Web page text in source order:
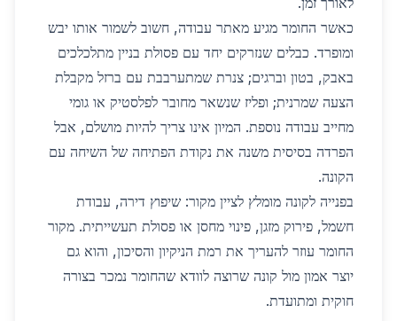
כאשר החומר מגיע מאתר עבודה, חשוב לשמור אותו יבש
ומופרד. כבלים שנזרקים יחד עם פסולת בניין מתלכלכים
באבק, בטון וברגים; צנרת שמתערבבת עם ברזל מקבלת
הצעה שמרנית; ופליז שנשאר מחובר לפלסטיק או גומי
מחייב עבודה נוספת. המיון אינו צריך להיות מושלם, אבל
הפרדה בסיסית משנה את נקודת הפתיחה של השיחה עם
הקונה.
בפנייה לקונה מומלץ לציין מקור: שיפוץ דירה, עבודת
חשמל, פירוק מזגן, פינוי מחסן או פסולת תעשייתית. מקור
החומר עוזר להעריך את רמת הניקיון והסיכון, והוא גם
יוצר אמון מול קונה שרוצה לוודא שהחומר נמכר בצורה
חוקית ומתועדת.